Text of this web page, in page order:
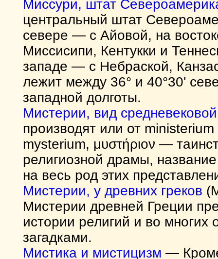
Миссури, штат
центральный штат
севере — с Айовой, на
Миссисипи, Кентукки и
западе — с Небраской,
лежит между 36° и 40°30'
западной долготы.
Мистерии, вид
производят или от
mysterium, μυστήριον —
религиозной драмы,
на весь род этих
Мистерии, у древних греков
Мистерии древней Греции
истории религий и во многих
загадками.
Мистика и мистицизм — Кроме